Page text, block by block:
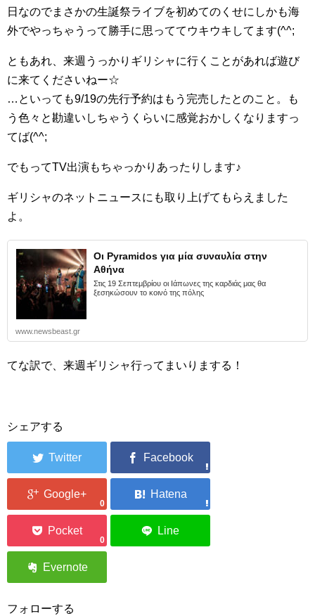
日なのでまさかの生誕祭ライブを初めてのくせにしかも海
外でやっちゃうって勝手に思っててウキウキしてます(^^;
ともあれ、来週うっかりギリシャに行くことがあれば遊び
に来てくださいねー☆
…といっても9/19の先行予約はもう完売したとのこと。も
う色々と勘違いしちゃうくらいに感覚おかしくなりますっ
てば(^^;
でもってTV出演もちゃっかりあったりします♪
ギリシャのネットニュースにも取り上げてもらえました
よ。
Οι Pyramidos για μία συναυλία στην
Αθήνα
Στις 19 Σεπτεμβρίου οι Ιάπωνες της καρδιάς μας θα
ξεσηκώσουν το κοινό της πόλης
www.newsbeast.gr
てな訳で、来週ギリシャ行ってまいりまする！
シェアする
0
0
フォローする